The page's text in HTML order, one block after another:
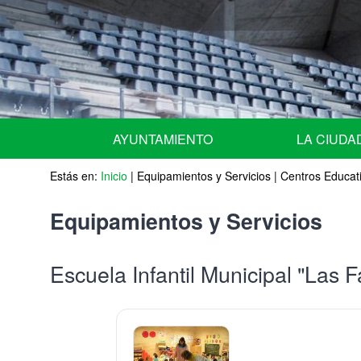
AYUNTAMIENTO
URGENTE - NOTICIAS de ULTIMA HORA -
Equipo de Gobierno
Miembros de la Junta de Gobierno Local
Comisiones Informativas | Comisión Asesora
Nombramiento de representantes de la
LA
Situación
Historia
Fiestas
Estás en: Inicio | Equipamientos y Servicios | Centros
Equipamientos y Servicios
Escuela Infantil Municipal "Las